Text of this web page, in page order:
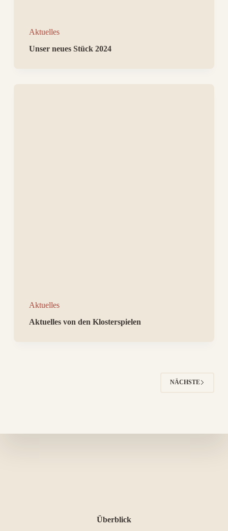
Aktuelles
Unser neues Stück 2024
Aktuelles
Aktuelles von den Klosterspielen
NÄCHSTE
Überblick